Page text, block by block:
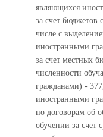
являющихся
за счет бюджетов
числе с
иностранными
за счет местных
численности
гражданами) -
иностранными
по договорам об
обучении за счет